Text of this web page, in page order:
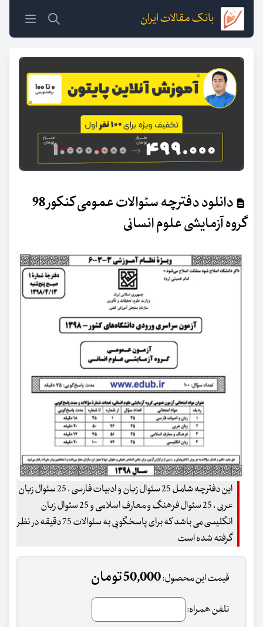
بانک مقالات ایران
دانلود دفترچه سئوالات عمومی کنکور 98
گروه آزمایشی علوم انسانی
این دفترچه شامل 25 سئوال زبان و ادبیات فارسی ، 25 سئوال زبان
عربی ، 25 سئوال فرهنگ و معارف اسلامی و 25 سئوال زبان
انگلیسی می باشد که برای پاسخگویی به سئوالات 75 دقیقه در نظر
گرفته شده است
قیمت این محصول:50,000 تومان
تلفن همراه: